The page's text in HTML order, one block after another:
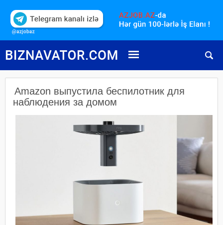
Amazon выпустила беспилотник для
наблюдения за домом